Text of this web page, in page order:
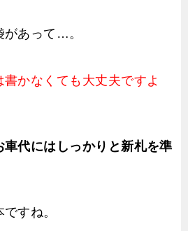
があって…。
かなくても大丈夫ですよ
代にはしっかりと新札を準
すね。